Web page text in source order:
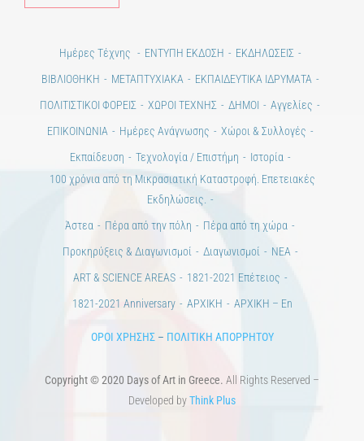
Ημέρες Τέχνης ΕΝΤΥΠΗ ΕΚΔΟΣΗ
ΕΚΔΗΛΩΣΕΙΣ
ΒΙΒΛΙΟΘΗΚΗ
ΜΕΤΑΠΤΥΧΙΑΚΑ
ΕΚΠΑΙΔΕΥΤΙΚΑ ΙΔΡΥΜΑΤΑ
ΠΟΛΙΤΙΣΤΙΚΟΙ ΦΟΡΕΙΣ
ΧΩΡΟΙ ΤΕΧΝΗΣ ΔΗΜΟΙ
Αγγελίες
ΕΠΙΚΟΙΝΩΝΙΑ
Ημέρες Ανάγνωσης
Χώροι & Συλλογές
Εκπαίδευση
Τεχνολογία / Επιστήμη
Ιστορία
100 χρόνια από τη Μικρασιατική Καταστροφή. Επετειακές
Εκδηλώσεις.
Άστεα
Πέρα από την πόλη
Πέρα από τη χώρα
Προκηρύξεις & Διαγωνισμοί
Διαγωνισμοί
ΝΕΑ
ART & SCIENCE AREAS
1821-2021 Επέτειος
1821-2021 Anniversary
ΑΡΧΙΚΗ ΑΡΧΙΚΗ – En
ΟΡΟΙ ΧΡΗΣΗΣ– ΠΟΛΙΤΙΚΗ ΑΠΟΡΡΗΤΟΥ
Copyright © 2020 Days of Art in Greece. All Rights Reserved –
Developed byThink Plus